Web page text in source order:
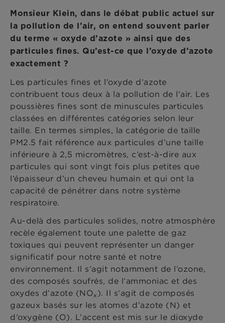
Monsieur Klein, dans le débat public actuel sur
la pollution de l’air, on entend souvent parler
du terme « oxyde d’azote » ainsi que des
particules fines. Qu’est-ce que l’oxyde d’azote
exactement ?
Les particules fines et l’oxyde d’azote
contribuent tous deux à la pollution de l’air. Les
poussières fines sont de minuscules particules
classées en différentes catégories selon leur
taille. En termes simples, la catégorie de taille
PM2.5 fait référence aux particules d’une taille
inférieure à 2,5 micromètres, c’est-à-dire aux
particules qui sont vingt fois plus petites que
l’épaisseur d’un cheveu humain et qui ont la
capacité de pénétrer dans notre système
respiratoire.
Au-delà des particules solides, notre atmosphère
recèle également toute une palette de gaz
toxiques qui peuvent représenter un danger
significatif pour notre santé et notre
environnement. Il s’agit notamment de l’ozone,
des composés soufrés, de l’ammoniac et des
oxydes d’azote (NOx ). Il s’agit de composés
gazeux basés sur les atomes d’azote (N) et
d’oxygène (O). L’accent est mis sur le dioxyde